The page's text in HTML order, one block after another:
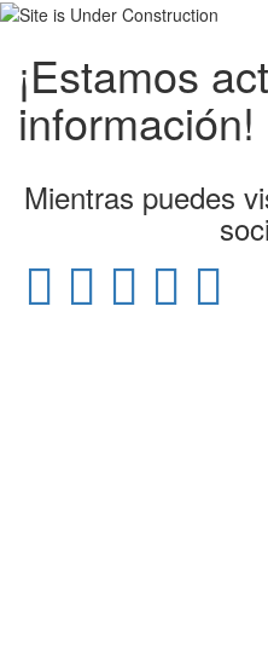
¡Estamos
información!
Mientras puedes